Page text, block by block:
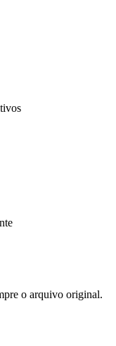
o arquivo original.